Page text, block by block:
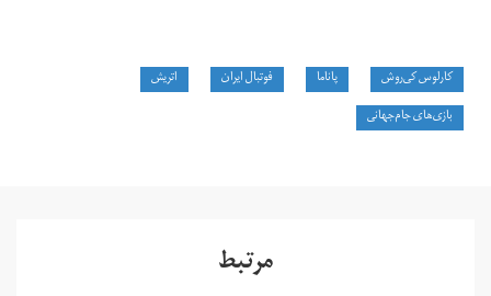
كارلوس كی‌روش پاناما فوتبال ايران
اتريش
بازی‌های جام‌جهانی
مرتبط